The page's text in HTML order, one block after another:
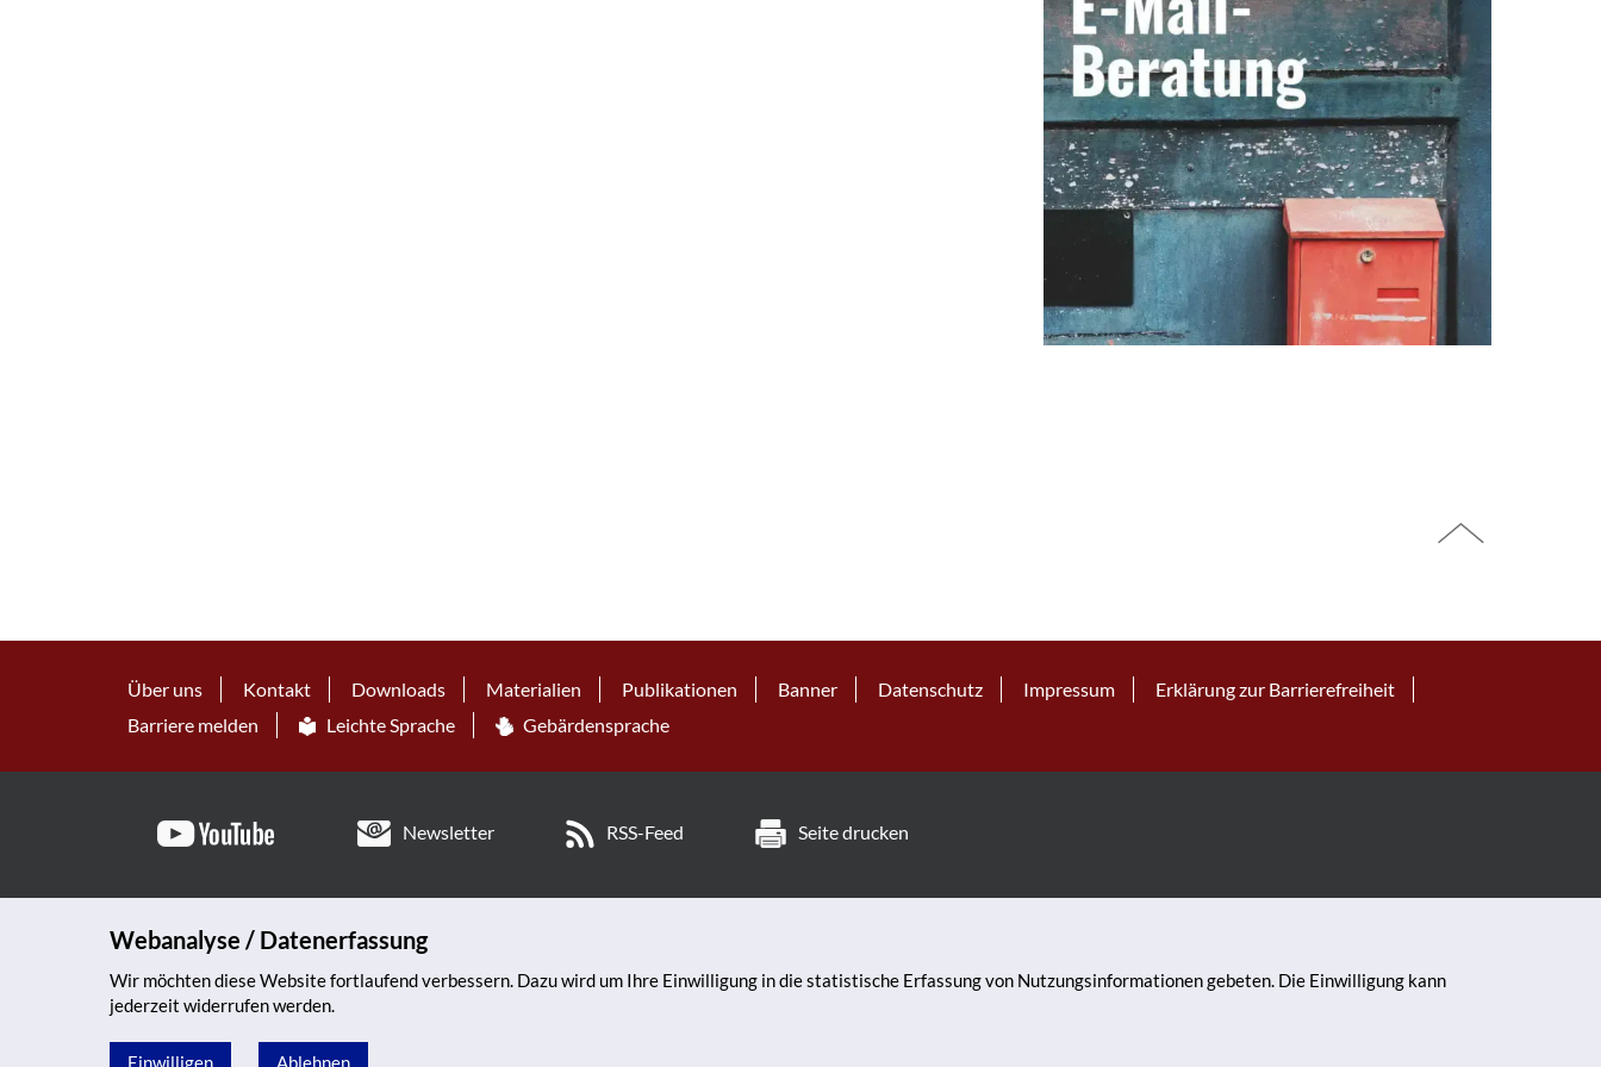
Über uns Kontakt Downloads Materialien Publikationen Banner Datenschutz Impressum
Erklärung zur Barrierefreiheit
Barriere melden
Leichte Sprache Gebärdensprache
Newsletter RSS-Feed Seite drucken
Webanalyse / Datenerfassung
Wir möchten diese Website fortlaufend verbessern. Dazu wird um Ihre Einwilligung in die statistische Erfassung von Nutzungsinformationen gebeten. Die Einwilligung kann
jederzeit widerrufen werden.
Einwilligen Ablehnen